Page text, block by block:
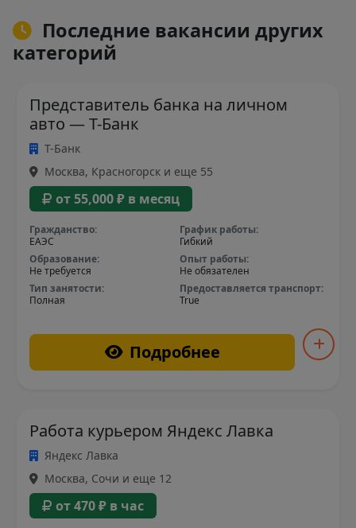
Последние вакансии других
категорий
Представитель банка на личном
авто — Т-Банк
Т-Банк
Москва, Красногорск и еще 55
от 55,000 ₽ в месяц
Гражданство:
ЕАЭС
График работы:
Гибкий
Образование:
Не требуется
Опыт работы:
Не обязателен
Тип занятости:
Полная
Предоставляется транспорт:
True
Подробнее
Работа курьером Яндекс Лавка
Яндекс Лавка
Москва, Сочи и еще 12
от 470 ₽ в час